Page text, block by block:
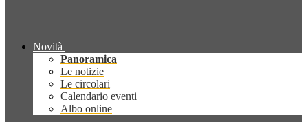
Novità
Panoramica
Le notizie
Le circolari
Calendario eventi
Albo online